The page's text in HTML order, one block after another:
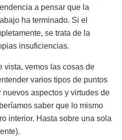
a pensar que la
ha terminado. Si el
se trata de la
insuficiencias.
vista, vemos las cosas de
varios tipos de puntos
aspectos y virtudes de
saber que lo mismo
interior. Hasta sobre una sola